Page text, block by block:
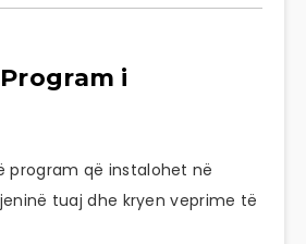
i
program që instalohet në
tuaj dhe kryen veprime të